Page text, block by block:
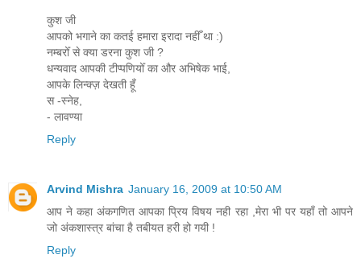
कुश जी
आपको भगाने का कतई हमारा इरादा नहीँ था :)
नम्बरोँ से क्या डरना कुश जी ?
धन्यवाद आपकी टीप्पणियोँ का और अभिषेक भाई,
आपके लिन्क्ज़ देखती हूँ
स -स्नेह,
- लावण्या
Reply
Arvind Mishra January 16, 2009 at 10:50 AM
आप ने कहा अंकगणित आपका प्रिय विषय नही रहा ,मेरा भी पर यहाँ तो आपने
जो अंकशास्त्र बांचा है तबीयत हरी हो गयी !
Reply